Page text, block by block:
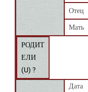
Отец
Мать
РОДИТ
ЕЛИ
(U) ?
Дата